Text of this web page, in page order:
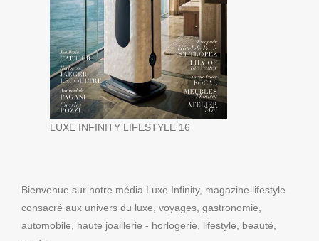
LUXE INFINITY LIFESTYLE 16
Bienvenue sur notre média Luxe Infinity, magazine lifestyle
consacré aux univers du luxe, voyages, gastronomie,
automobile, haute joaillerie - horlogerie, lifestyle, beauté,